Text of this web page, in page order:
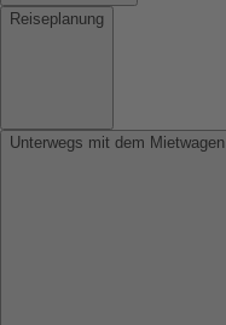
Reiseplanung
Unterwegs mit dem Mietwagen